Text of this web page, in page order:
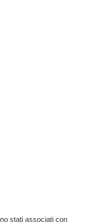
stati associati con